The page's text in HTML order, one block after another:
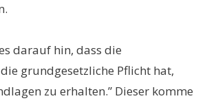
darauf hin, dass die
grundgesetzliche Pflicht hat,
zu erhalten.” Dieser komme